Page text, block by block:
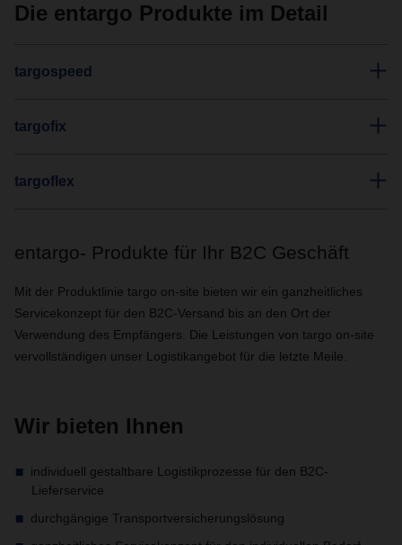
Die entargo Produkte im Detail
targospeed
targofix
targoflex
entargo- Produkte für Ihr B2C Geschäft
Mit der Produktlinie targo on-site bieten wir ein ganzheitliches
Servicekonzept für den B2C-Versand bis an den Ort der
Verwendung des Empfängers. Die Leistungen von targo on-site
vervollständigen unser Logistikangebot für die letzte Meile.
Wir bieten Ihnen
individuell gestaltbare Logistikprozesse für den B2C-
Lieferservice
durchgängige Transportversicherungslösung